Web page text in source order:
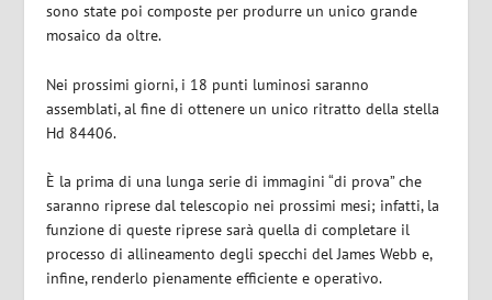
sono state poi composte per produrre un unico grande
mosaico da oltre.
Nei prossimi giorni, i 18 punti luminosi saranno
assemblati, al fine di ottenere un unico ritratto della stella
Hd 84406.
È la prima di una lunga serie di immagini “di prova” che
saranno riprese dal telescopio nei prossimi mesi; infatti, la
funzione di queste riprese sarà quella di completare il
processo di allineamento degli specchi del James Webb e,
infine, renderlo pienamente efficiente e operativo.